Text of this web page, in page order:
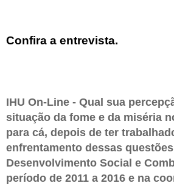
Confira a entrevista.
IHU On-Line - Qual sua
situação da fome e da miséria
para cá, depois de ter
enfrentamento dessas
Desenvolvimento Social e
período de 2011 a 2016 e na